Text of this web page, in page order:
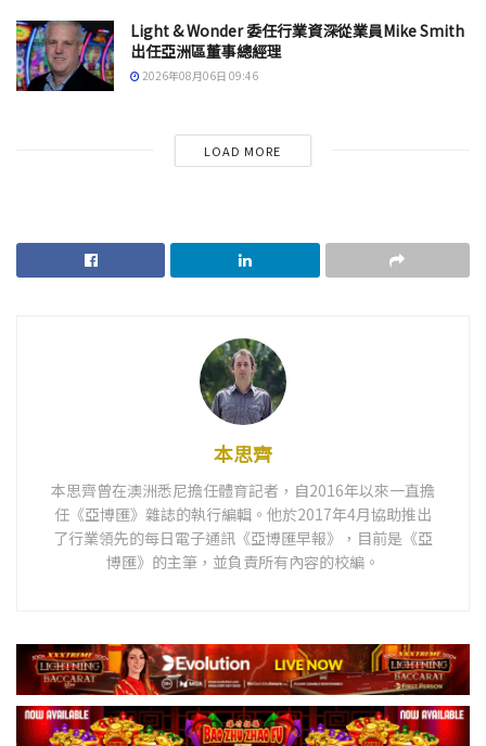
Light & Wonder 委任行業資深從業員Mike Smith
出任亞洲區董事總經理
2026年08月06日 09:46
LOAD MORE
本思齊
本思齊曾在澳洲悉尼擔任體育記者，自2016年以來一直擔
任《亞博匯》雜誌的執行編輯。他於2017年4月協助推出
了行業領先的每日電子通訊《亞博匯早報》，目前是《亞
博匯》的主筆，並負責所有內容的校編。